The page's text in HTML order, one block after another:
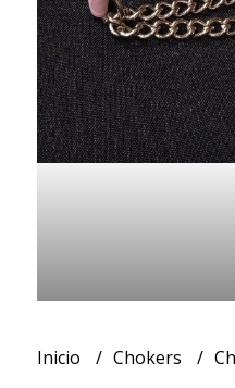
Inicio Chokers